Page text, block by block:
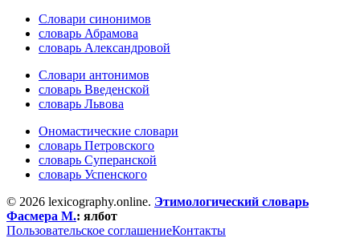
Словари синонимов
словарь Абрамова
словарь Александровой
Словари антонимов
словарь Введенской
словарь Львова
Ономастические словари
словарь Петровского
словарь Суперанской
словарь Успенского
© 2026 lexicography.online. Этимологический словарь
Фасмера М.: ялбот
Пользовательское соглашениеКонтакты